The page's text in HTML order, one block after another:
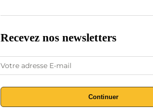
Recevez nos newsletters
Continuer